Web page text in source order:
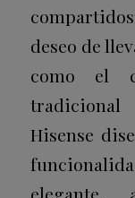
deseo de
como el
Hisense